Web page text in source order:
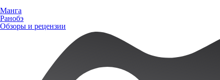
Манга
Ранобэ
Обзоры и рецензии